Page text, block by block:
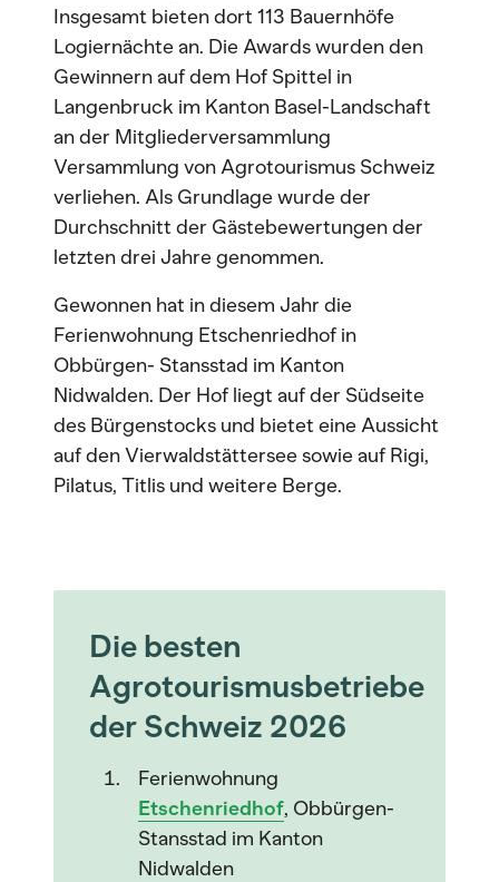
Insgesamt bieten dort 113 Bauernhöfe
Logiernächte an. Die Awards wurden den
Gewinnern auf dem Hof Spittel in
Langenbruck im Kanton Basel-Landschaft
an der Mitgliederversammlung
Versammlung von Agrotourismus Schweiz
verliehen. Als Grundlage wurde der
Durchschnitt der Gästebewertungen der
letzten drei Jahre genommen.
Gewonnen hat in diesem Jahr die
Ferienwohnung Etschenriedhof in
Obbürgen- Stansstad im Kanton
Nidwalden. Der Hof liegt auf der Südseite
des Bürgenstocks und bietet eine Aussicht
auf den Vierwaldstättersee sowie auf Rigi,
Pilatus, Titlis und weitere Berge.
Die besten
Agrotourismusbetriebe
der Schweiz 2026
Ferienwohnung
Etschenriedhof, Obbürgen-
Stansstad im Kanton
Nidwalden